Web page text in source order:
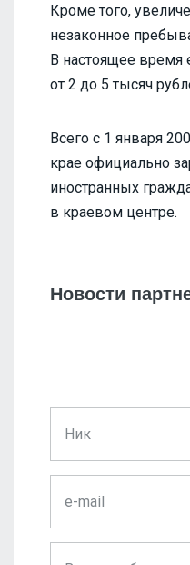
Кроме того,
незаконное
В настоящее время
от 2 до 5 тысяч
Всего с 1 января
крае официально
иностранных
в краевом центре.
Новости